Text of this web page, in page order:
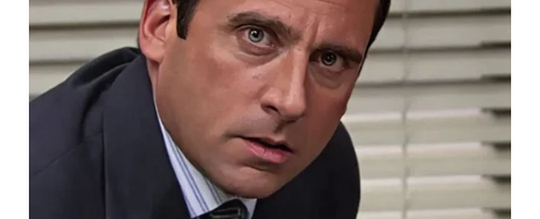
WN
NATUNA